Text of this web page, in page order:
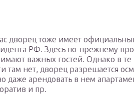
дворец тоже имеет
РФ. Здесь по-прежнему
важных гостей. Однако в
там нет, дворец разрешается
даже арендовать в нем
и пр.